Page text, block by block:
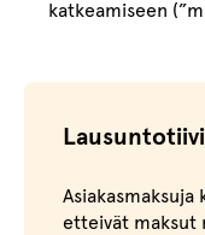
katkeamiseen
etteivät maksut